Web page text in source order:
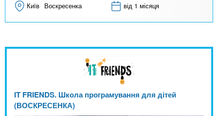
Київ Воскресенка від 1 місяця
IT FRIENDS. Школа програмування для дітей
(ВОСКРЕСЕНКА)